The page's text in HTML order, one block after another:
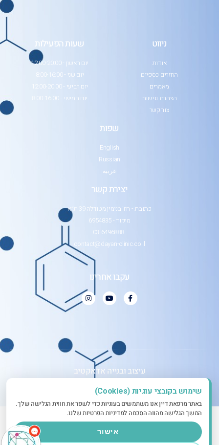
ניווט
אודות
החזרים כספיים
מאמרים
הצהרת נגישות
צור קשר
שעות הפעילות
יום ראשון - 12:00-20:00
יום שני - 8:00-16:00
יום רביעי - 12:00-20:00
יום חמישי - 8:00-16:00
שפות
English
Russian
عربيه
יצירת קשר
כתובת - רח' בנימין מטודלה 39 ת״א
מיקוד - 6954835
03-6496888
contact@dayan-clinic.co.il
עקבו אחרינו
עיצוב ובנייה אדאקטיב
שימוש בקובצי עוגיות (Cookies)
באתר מרפאת דיין אנו משתמשים בעוגיות כדי לשפר את חווית הגלישה שלך.
המשך הגלישה מהווה הסכמה למדיניות הפרטיות שלנו.
אישור
של האתר! צריך עזרה?
התחל שיחה.